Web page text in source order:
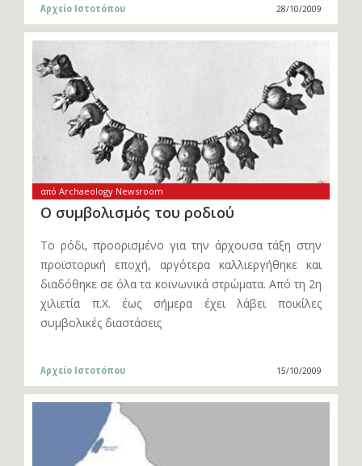
Αρχείο Ιστοτόπου 28/10/2009
από Archaeology Newsroom
Ο συμβολισμός του ροδιού
Το ρόδι, προορισμένο για την άρχουσα τάξη στην
προϊστορική εποχή, αργότερα καλλιεργήθηκε και
διαδόθηκε σε όλα τα κοινωνικά στρώματα. Aπό τη 2η
χιλιετία π.Χ. έως σήμερα έχει λάβει ποικίλες
συμβολικές διαστάσεις
Αρχείο Ιστοτόπου 15/10/2009